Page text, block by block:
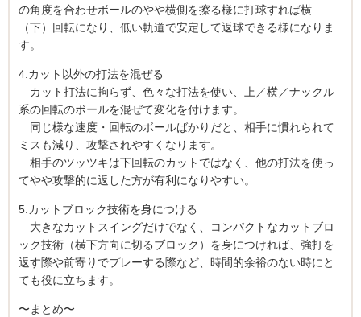
の角度を合わせボールのやや横側を擦る様に打球すれば横
（下）回転になり、低い軌道で安定して返球できる様になりま
す。
4.カット以外の打法を混ぜる
カット打法に拘らず、色々な打法を使い、上／横／ナックル
系の回転のボールを混ぜて変化を付けます。
同じ様な速度・回転のボールばかりだと、相手に慣れられて
ミスも減り、攻撃されやすくなります。
相手のツッツキは下回転のカットではなく、他の打法を使っ
てやや攻撃的に返した方が有利になりやすい。
5.カットブロック技術を身につける
大きなカットスイングだけでなく、コンパクトなカットブロ
ック技術（横下方向に切るブロック）を身につければ、強打を
返す際や前寄りでプレーする際など、時間的余裕のない時にと
ても役に立ちます。
〜まとめ〜